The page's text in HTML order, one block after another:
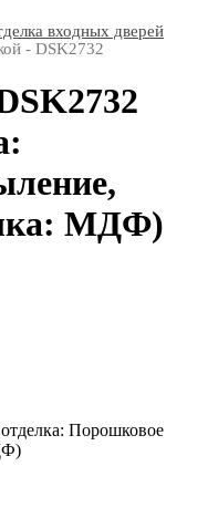
входных дверей
- DSK2732
МДФ)
Порошковое